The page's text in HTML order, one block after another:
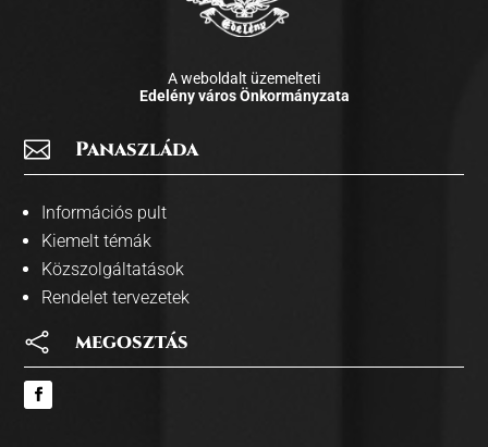
A weboldalt üzemelteti
Edelény város Önkormányzata
 Panaszláda
Információs pult
Kiemelt témák
Közszolgáltatások
Rendelet tervezetek
 megosztás